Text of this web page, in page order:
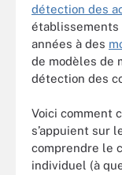
détection des
établissements
années à des
de modèles de
détection des
Voici comment
s’appuient sur
comprendre le
individuel (à